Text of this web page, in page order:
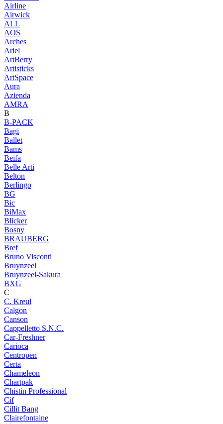
Airline
Airwick
ALL
AOS
Arches
Ariel
ArtBerry
Artisticks
ArtSpace
Aura
Azienda
AМRA
B
B-PACK
Bagi
Ballet
Bams
Beifa
Belle Arti
Belton
Berlingo
BG
Bic
BiMax
Blicker
Bosny
BRAUBERG
Bref
Bruno Visconti
Bruynzeel
Bruynzeel-Sakura
BXG
C
C. Kreul
Calgon
Canson
Cappelletto S.N.C.
Car-Freshner
Carioca
Centropen
Certa
Chameleon
Chartpak
Chistin Professional
Cif
Cillit Bang
Clairefontaine